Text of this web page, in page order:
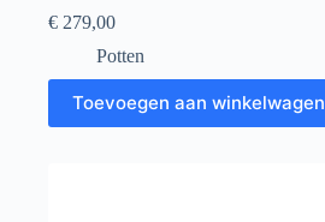
€ 279,00
Potten
Toevoegen aan winkelwagen